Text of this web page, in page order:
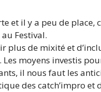
et il y a peu de
Festival.
plus de mixité et
moyens investis
il nous faut les
des catch’impro